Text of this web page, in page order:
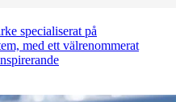
specialiserat på
med ett välrenommerat